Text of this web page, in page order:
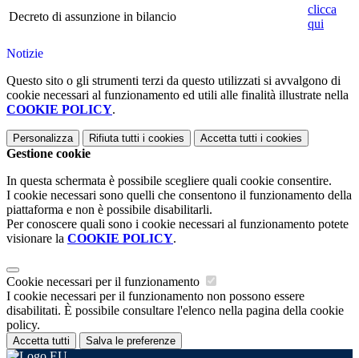
Decreto di assunzione in bilancio
clicca
qui
Notizie
Questo sito o gli strumenti terzi da questo utilizzati si avvalgono di
cookie necessari al funzionamento ed utili alle finalità illustrate nella
COOKIE POLICY.
Personalizza Rifiuta tutti i cookies Accetta tutti i cookies
Gestione cookie
In questa schermata è possibile scegliere quali cookie consentire.
I cookie necessari sono quelli che consentono il funzionamento della
piattaforma e non è possibile disabilitarli.
Per conoscere quali sono i cookie necessari al funzionamento potete
visionare la COOKIE POLICY.
Cookie necessari per il funzionamento
I cookie necessari per il funzionamento non possono essere
disabilitati. È possibile consultare l'elenco nella pagina della cookie
policy.
Accetta tutti Salva le preferenze